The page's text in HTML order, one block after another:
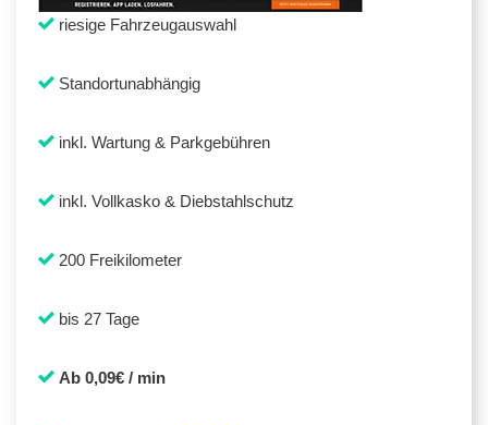
riesige Fahrzeugauswahl
Standortunabhängig
inkl. Wartung & Parkgebühren
inkl. Vollkasko & Diebstahlschutz
200 Freikilometer
bis 27 Tage
Ab 0,09€ / min